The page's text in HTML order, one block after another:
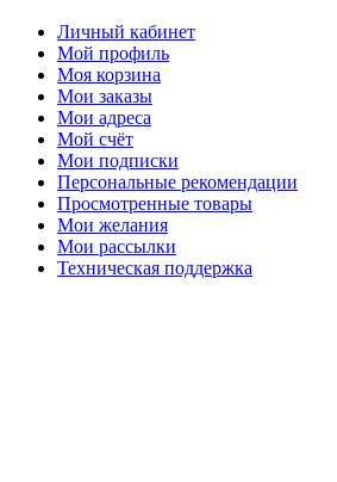
Личный кабинет
Мой профиль
Моя корзина
Мои заказы
Мои адреса
Мой счёт
Мои подписки
Персональные рекомендации
Просмотренные товары
Мои желания
Мои рассылки
Техническая поддержка